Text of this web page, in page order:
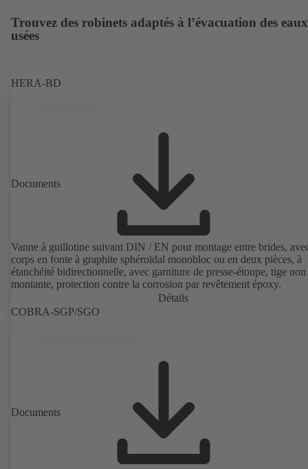
Trouvez des robinets adaptés à l’évacuation des eaux
usées
HERA-BD
Documents
Vanne à guillotine suivant DIN / EN pour montage entre brides,
corps en fonte à graphite sphéroïdal monobloc ou en deux pièces, à
étanchéité bidirectionnelle, avec garniture de presse-étoupe, tige non
montante, protection contre la corrosion par revêtement époxy.
Détails
COBRA-SGP/SGO
Documents